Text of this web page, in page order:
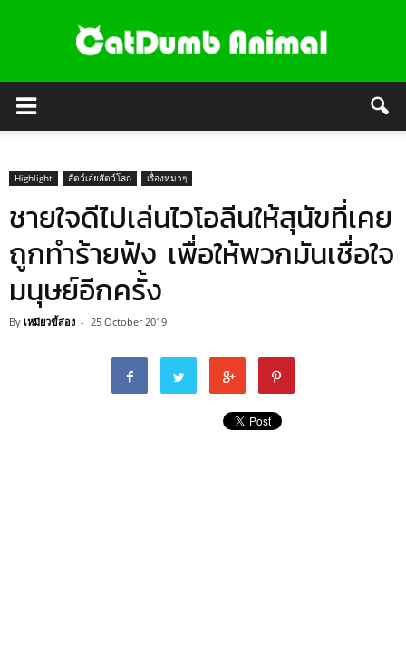
Highlight สัตว์เอ๋ยสัตว์โลก เรื่องหมาๆ
ชายใจดีไปเล่นไวโอลีนให้สุนัขที่เคย
ถูกทำร้ายฟัง เพื่อให้พวกมันเชื่อใจ
มนุษย์อีกครั้ง
By เหมียวขี้ส่อง - 25 October 2019